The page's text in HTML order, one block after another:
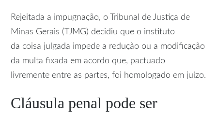
Rejeitada a impugnação, o Tribunal de Justiça de
Minas Gerais (TJMG) decidiu que o instituto
da coisa julgada impede a redução ou a modificação
da multa fixada em acordo que, pactuado
livremente entre as partes, foi homologado em juízo.
Cláusula penal pode ser